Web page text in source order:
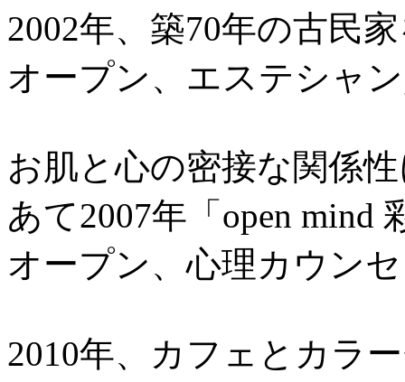
2002年、築70年の古民
オープン、エステシャ
お肌と心の密接な関係
あて2007年「open mind
オープン、心理カウン
2010年、カフェとカラ